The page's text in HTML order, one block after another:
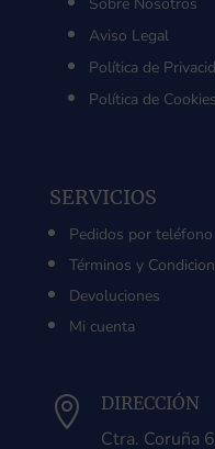
Aviso Legal
Política de
Política de Cookies
SERVICIOS
Pedidos por teléfono
Términos y
Devoluciones
Mi cuenta
 DIRECCIÓN
Ctra. Coruña